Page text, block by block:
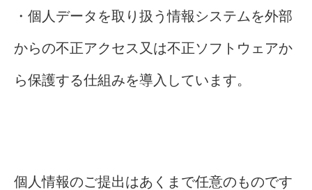
・個人データを取り扱う情報システムを外部
からの不正アクセス又は不正ソフトウェアか
ら保護する仕組みを導入しています。
個人情報のご提出はあくまで任意のものです